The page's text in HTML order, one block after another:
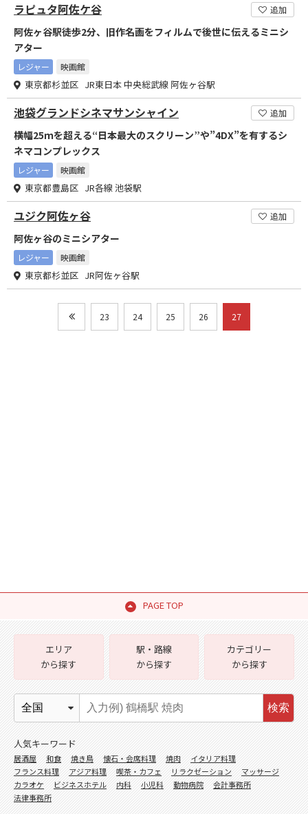
ラピュタ阿佐ケ谷 追加
阿佐ヶ谷駅徒歩2分、旧作名画をフィルムで後世に伝えるミニシ
アター
レジャー 映画館
東京都杉並区 JR東日本 中央総武線 阿佐ヶ谷駅
池袋グランドシネマサンシャイン 追加
横幅25ｍを超える“日本最大のスクリーン”や”4DX”を有するシ
ネマコンプレックス
レジャー 映画館
東京都豊島区 JR各線 池袋駅
ユジク阿佐ヶ谷 追加
阿佐ヶ谷のミニシアター
レジャー 映画館
東京都杉並区 JR阿佐ヶ谷駅
23 24 25 26 27
PAGE TOP
エリア
から探す
駅・路線
から探す
カテゴリー
から探す
検索
人気キーワード
居酒屋 和食 焼き鳥 懐石・会席料理 焼肉
イタリア料理
フランス料理
アジア料理 喫茶・カフェ リラクゼーション
マッサージ
カラオケ
ビジネスホテル 内科 小児科 動物病院
会計事務所
法律事務所